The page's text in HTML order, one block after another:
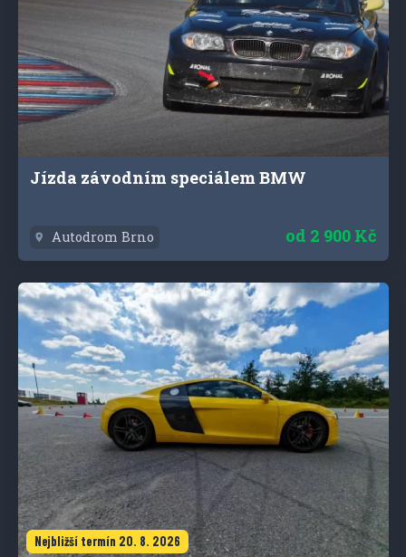
Jízda závodním speciálem BMW
Autodrom Brno od 2 900 Kč
Nejbližší termín 20. 8. 2026